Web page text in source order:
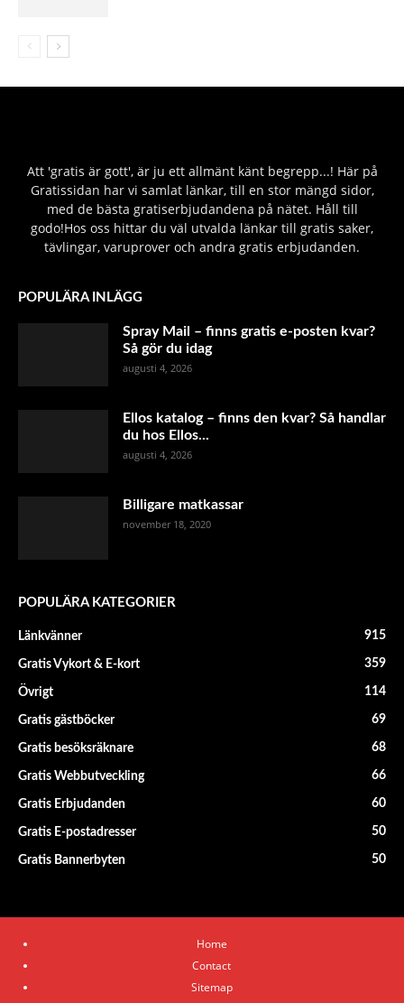
Att 'gratis är gott', är ju ett allmänt känt begrepp...! Här på
Gratissidan har vi samlat länkar, till en stor mängd sidor,
med de bästa gratiserbjudandena på nätet. Håll till
godo!Hos oss hittar du väl utvalda länkar till gratis saker,
tävlingar, varuprover och andra gratis erbjudanden.
POPULÄRA INLÄGG
Spray Mail – finns gratis e-posten kvar?
Så gör du idag
augusti 4, 2026
Ellos katalog – finns den kvar? Så handlar
du hos Ellos...
augusti 4, 2026
Billigare matkassar
november 18, 2020
POPULÄRA KATEGORIER
Länkvänner 915
Gratis Vykort & E-kort 359
Övrigt 114
Gratis gästböcker 69
Gratis besöksräknare 68
Gratis Webbutveckling 66
Gratis Erbjudanden 60
Gratis E-postadresser 50
Gratis Bannerbyten 50
Home
Contact
Sitemap